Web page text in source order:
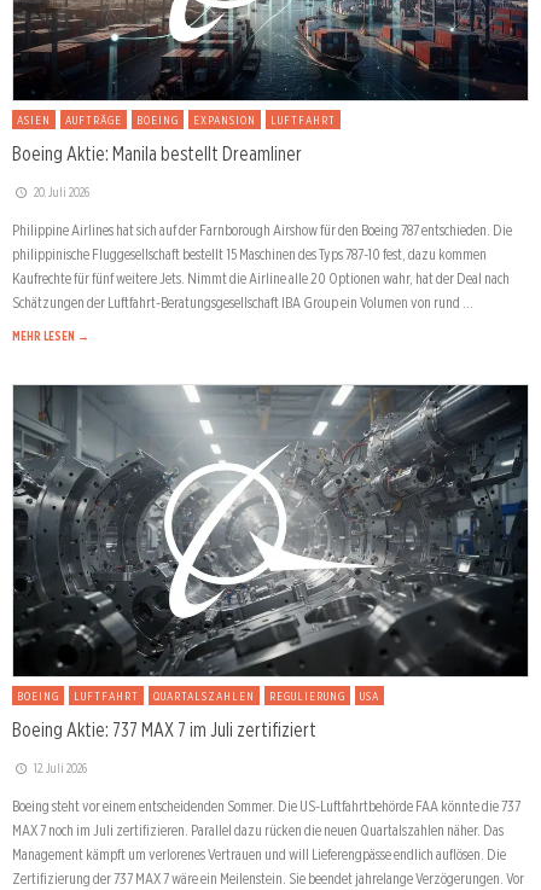
ASIEN AUFTRÄGE BOEING EXPANSION LUFTFAHRT
Boeing Aktie: Manila bestellt Dreamliner
20. Juli 2026
Philippine Airlines hat sich auf der Farnborough Airshow für den Boeing 787 entschieden. Die
philippinische Fluggesellschaft bestellt 15 Maschinen des Typs 787-10 fest, dazu kommen
Kaufrechte für fünf weitere Jets. Nimmt die Airline alle 20 Optionen wahr, hat der Deal nach
Schätzungen der Luftfahrt-Beratungsgesellschaft IBA Group ein Volumen von rund …
MEHR LESEN →
BOEING LUFTFAHRT QUARTALSZAHLEN REGULIERUNG USA
Boeing Aktie: 737 MAX 7 im Juli zertifiziert
12. Juli 2026
Boeing steht vor einem entscheidenden Sommer. Die US-Luftfahrtbehörde FAA könnte die 737
MAX 7 noch im Juli zertifizieren. Parallel dazu rücken die neuen Quartalszahlen näher. Das
Management kämpft um verlorenes Vertrauen und will Lieferengpässe endlich auflösen. Die
Zertifizierung der 737 MAX 7 wäre ein Meilenstein. Sie beendet jahrelange Verzögerungen. Vor